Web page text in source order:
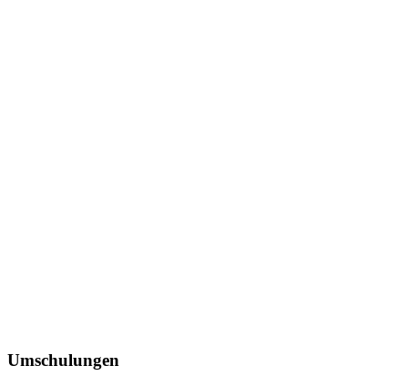
Umschulungen